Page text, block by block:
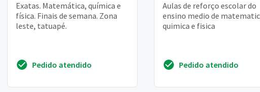
Exatas. Matemática, química e
física. Finais de semana. Zona
leste, tatuapé.
Pedido atendido
Aulas de reforço escolar do
ensino medio de
quimica e fisica
Pedido atendido